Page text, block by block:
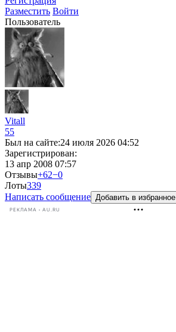
Разместить Войти
Пользователь
Vitall
55
Был на сайте:24 июля 2026 04:52
Зарегистрирован:
13 апр 2008 07:57
Отзывы+62−0
Лоты339
Написать сообщение Добавить в избранное
РЕКЛАМА • AU.RU